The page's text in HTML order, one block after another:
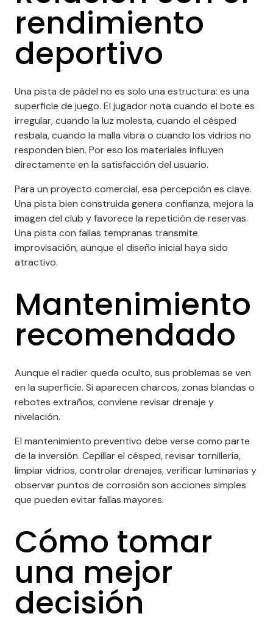
rendimiento
deportivo
Una pista de pádel no es solo una estructura: es una
superficie de juego. El jugador nota cuando el bote es
irregular, cuando la luz molesta, cuando el césped
resbala, cuando la malla vibra o cuando los vidrios no
responden bien. Por eso los materiales influyen
directamente en la satisfacción del usuario.
Para un proyecto comercial, esa percepción es clave.
Una pista bien construida genera confianza, mejora la
imagen del club y favorece la repetición de reservas.
Una pista con fallas tempranas transmite
improvisación, aunque el diseño inicial haya sido
atractivo.
Mantenimiento
recomendado
Aunque el radier queda oculto, sus problemas se ven
en la superficie. Si aparecen charcos, zonas blandas o
rebotes extraños, conviene revisar drenaje y
nivelación.
El mantenimiento preventivo debe verse como parte
de la inversión. Cepillar el césped, revisar tornillería,
limpiar vidrios, controlar drenajes, verificar luminarias y
observar puntos de corrosión son acciones simples
que pueden evitar fallas mayores.
Cómo tomar
una mejor
decisión